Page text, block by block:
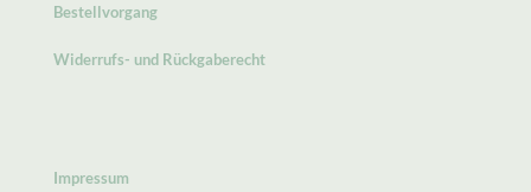
Bestellvorgang
Widerrufs- und Rückgaberecht
Impressum